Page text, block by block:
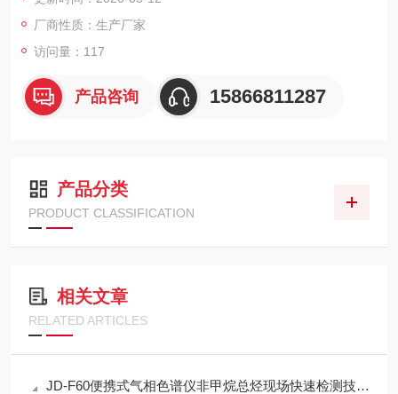
厂商性质：生产厂家
访问量：117
产品咨询 15866811287
产品分类
PRODUCT CLASSIFICATION
相关文章
RELATED ARTICLES
JD-F60便携式气相色谱仪非甲烷总烃现场快速检测技术方案